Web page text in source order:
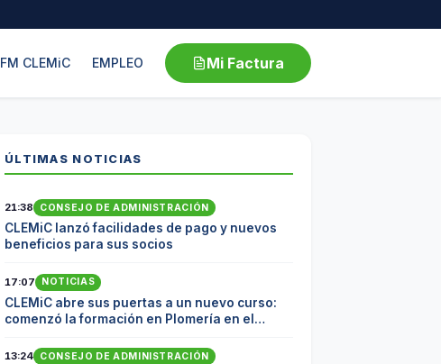
FM CLEMiC EMPLEO Mi Factura
ÚLTIMAS NOTICIAS
21:38 CONSEJO DE ADMINISTRACIÓN
CLEMiC lanzó facilidades de pago y nuevos
beneficios para sus socios
17:07 NOTICIAS
CLEMiC abre sus puertas a un nuevo curso:
comenzó la formación en Plomería en el
13:24 CONSEJO DE ADMINISTRACIÓN